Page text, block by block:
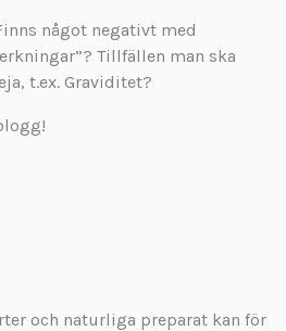
något negativt med
Tillfällen man ska
t.ex. Graviditet?
och naturliga preparat kan för